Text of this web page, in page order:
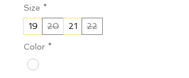
Size *
19
20 21 22
Color *